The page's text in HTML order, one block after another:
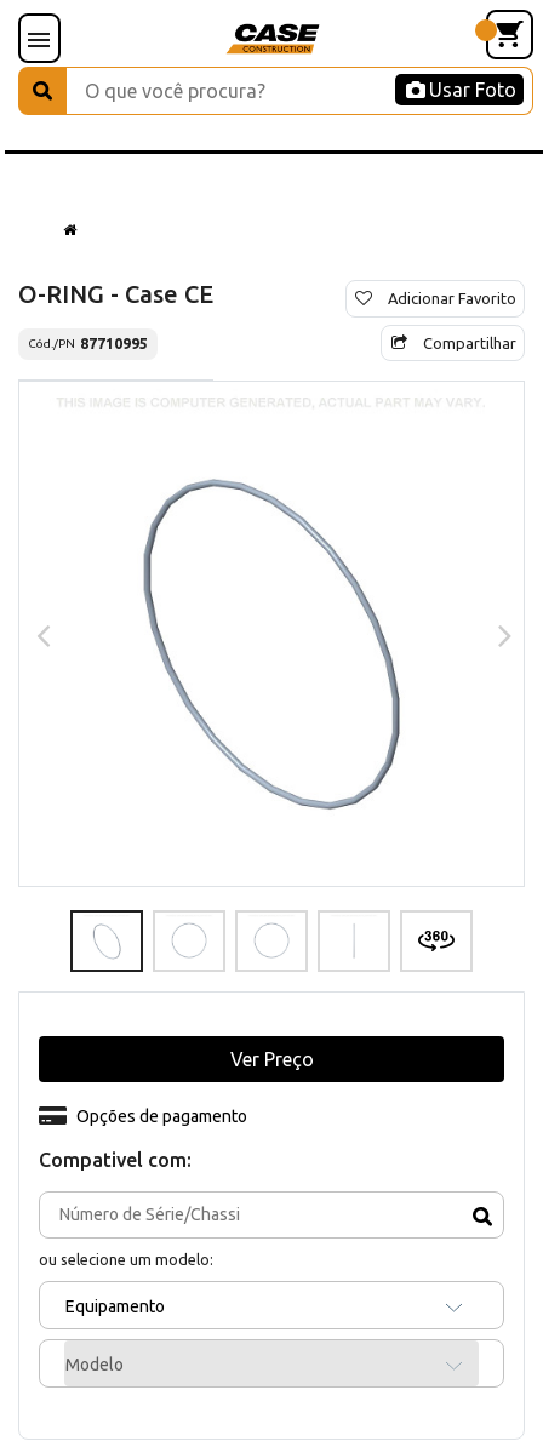
Usar Foto
O-RING - Case CE
Cód./PN 87710995
Adicionar Favorito
Compartilhar
Compativel com:
ou selecione um modelo:
Equipamento
Modelo
Opções de pagamento
Ver Preço